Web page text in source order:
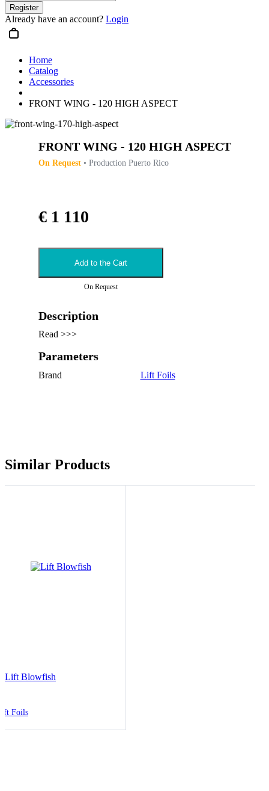
Register
Already have an account? Login
Home
Catalog
Accessories
FRONT WING - 120 HIGH ASPECT
FRONT WING - 120 HIGH ASPECT
On Request• Production Puerto Rico
€ 1 110
Add to the Cart
On Request
Description
Read >>>
Parameters
Brand Lift Foils
Similar Products
Lift Blowfish
Foils